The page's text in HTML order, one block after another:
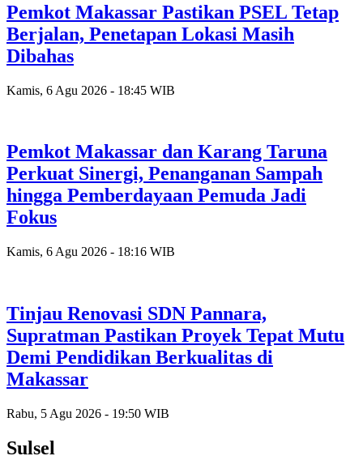
Pemkot Makassar Pastikan PSEL Tetap
Berjalan, Penetapan Lokasi Masih
Dibahas
Kamis, 6 Agu 2026 - 18:45 WIB
Pemkot Makassar dan Karang Taruna
Perkuat Sinergi, Penanganan Sampah
hingga Pemberdayaan Pemuda Jadi
Fokus
Kamis, 6 Agu 2026 - 18:16 WIB
Tinjau Renovasi SDN Pannara,
Supratman Pastikan Proyek Tepat Mutu
Demi Pendidikan Berkualitas di
Makassar
Rabu, 5 Agu 2026 - 19:50 WIB
Sulsel